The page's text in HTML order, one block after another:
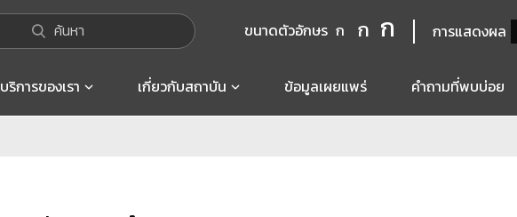
ค้นหา ขนาดตัวอักษร ก ก ก การแสดงผล
บริการของเรา เกี่ยวกับสถาบัน ข้อมูลเผยแพร่ คำถามที่พบบ่อย